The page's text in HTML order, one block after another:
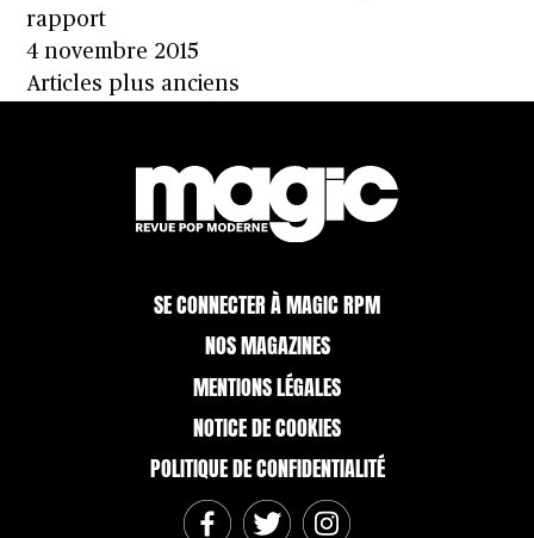
rapport
4 novembre 2015
Navigation
Articles plus anciens
SE CONNECTER À MAGIC RPM
NOS MAGAZINES
MENTIONS LÉGALES
NOTICE DE COOKIES
POLITIQUE DE CONFIDENTIALITÉ